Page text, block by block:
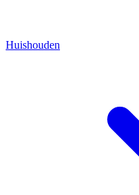
Huishouden